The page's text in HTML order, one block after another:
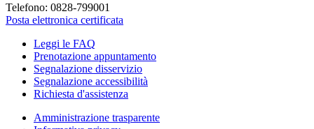
Telefono: 0828-799001
Posta elettronica certificata
Leggi le FAQ
Prenotazione appuntamento
Segnalazione disservizio
Segnalazione accessibilità
Richiesta d'assistenza
Amministrazione trasparente